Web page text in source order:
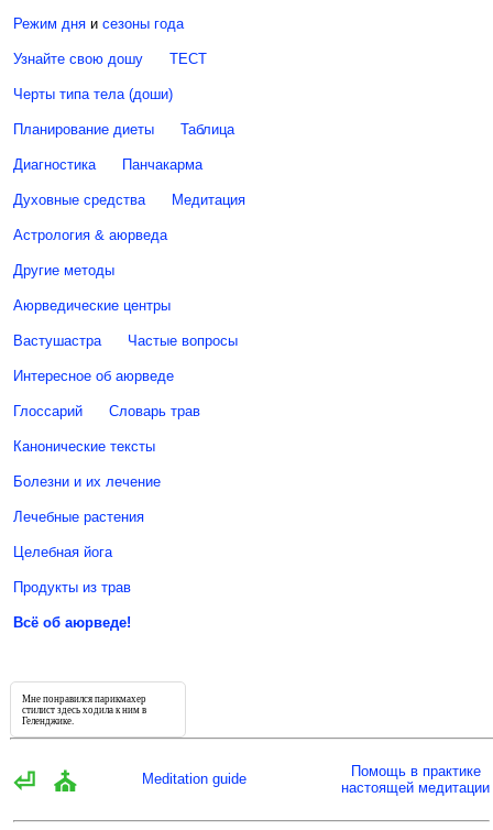
Режим дня и сезоны года
Узнайте свою дошу ТЕСТ
Черты типа тела (доши)
Планирование диеты Таблица
Диагностика Панчакарма
Духовные средства Медитация
Астрология & аюрведа
Другие методы
Аюрведические центры
Вастушастра Частые вопросы
Интересное об аюрведе
Глоссарий Словарь трав
Канонические тексты
Болезни и их лечение
Лечебные растения
Целебная йога
Продукты из трав
Всё об аюрведе!
Мне понравился парикмахер
стилист здесьходила к ним в
Геленджике.
⏎ ⛪ Meditation guide
Помощь в практике
настоящей медитации